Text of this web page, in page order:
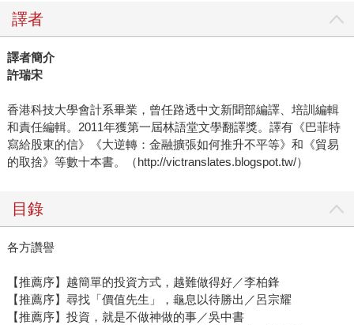
譯者
譯者簡介
許瑞宋
香港科技大學會計系畢業，曾任路透中文新聞部編譯、培訓編輯
和責任編輯。2011年獲第一屆林語堂文學翻譯獎。譯有《巴菲特
寫給股東的信》《大逆轉：金融擴張如何推升不平等》和《貿易
的取捨》等數十本書。（http://victranslates.blogspot.tw/）
目錄
各方讚譽
【推薦序】越簡單的投資方式，越難做得好／李柏鋒
【推薦序】尋找「價值先生」，龜息以待勝出／呂宗耀
【推薦序】投資，就是不做神做的事／吳中書